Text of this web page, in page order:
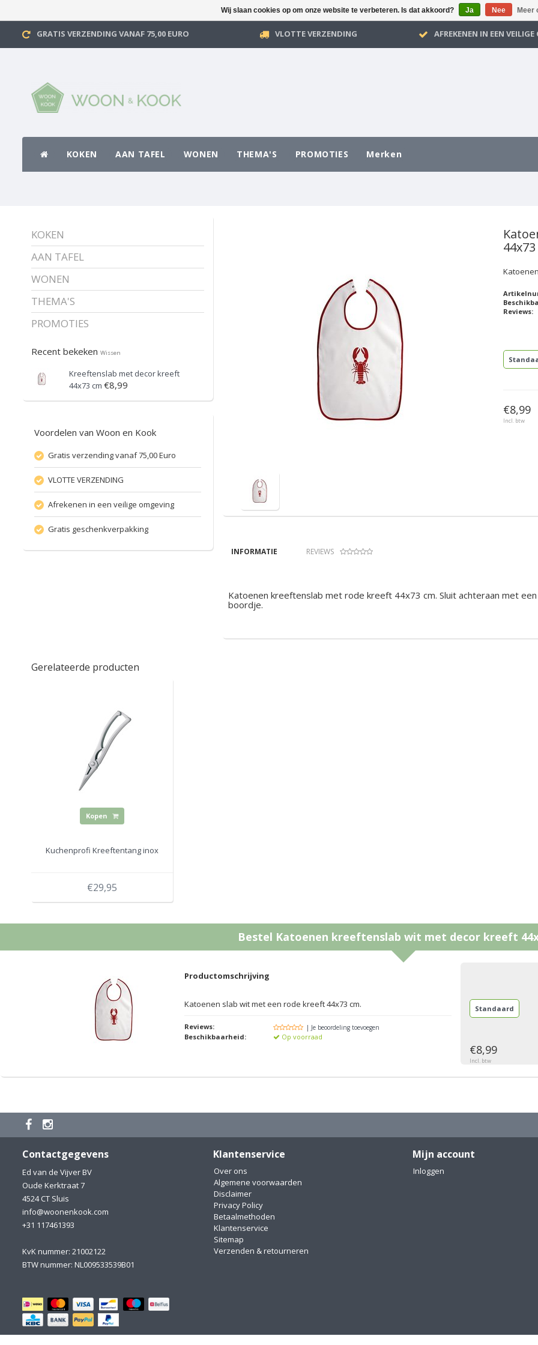
GRATIS VERZENDING VANAF 75,00 EURO VLOTTE VERZENDING AFREKENEN IN EEN
KOKEN AAN TAFEL WONEN THEMA'S PROMOTIES Merken
KOKEN
AAN TAFEL
WONEN
THEMA'S
PROMOTIES
Recent bekeken Wissen
Kreeftenslab met decor kreeft
44x73 cm €8,99
Voordelen van Woon en Kook
Gratis verzending vanaf 75,00 Euro
VLOTTE VERZENDING
Afrekenen in een veilige omgeving
Gratis geschenkverpakking
Reviews:
€8,99
Incl. btw
INFORMATIE REVIEWS
Katoenen kreeftenslab met rode kreeft 44x73 cm. Sluit achteraan met
boordje.
Gerelateerde producten
Kopen
Kuchenprofi Kreeftentang inox
€29,95
Bestel Katoenen kreeftenslab wit met decor kreeft
Productomschrijving
Katoenen slab wit met een rode kreeft 44x73 cm.
Reviews: | Je beoordeling toevoegen
Beschikbaarheid: Op voorraad
Standaard
€8,99
Incl. btw
Contactgegevens
Ed van de Vijver BV
Oude Kerktraat 7
4524 CT Sluis
info@woonenkook.com
+31 117461393
KvK nummer: 21002122
BTW nummer: NL009533539B01
Klantenservice
Over ons
Algemene voorwaarden
Disclaimer
Privacy Policy
Betaalmethoden
Klantenservice
Sitemap
Verzenden & retourneren
Mijn account
Inloggen
Wij slaan cookies op om onze website te verbeteren. Is dat akkoord? Ja Nee Meer